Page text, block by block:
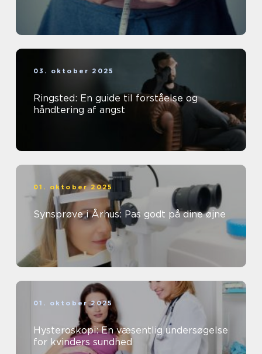
03. oktober 2025
Ringsted: En guide til forståelse og
håndtering af angst
01. oktober 2025
Synsprøve i Århus: Pas godt på dine øjne
01. oktober 2025
Hysteroskopi: En væsentlig undersøgelse
for kvinders sundhed